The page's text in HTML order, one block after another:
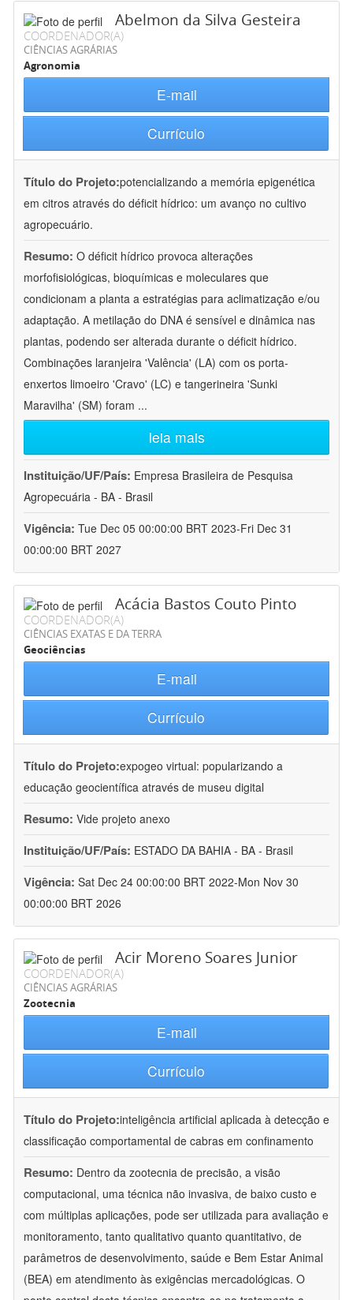
Abelmon da Silva Gesteira
COORDENADOR(A)
CIÊNCIAS AGRÁRIAS
Agronomia
E-mail
Currículo
Título do Projeto:potencializando a memória epigenética
em citros através do déficit hídrico: um avanço no cultivo
agropecuário.
Resumo: O déficit hídrico provoca alterações
morfofisiológicas, bioquímicas e moleculares que
condicionam a planta a estratégias para aclimatização e/ou
adaptação. A metilação do DNA é sensível e dinâmica nas
plantas, podendo ser alterada durante o déficit hídrico.
Combinações laranjeira 'Valência' (LA) com os porta-
enxertos limoeiro 'Cravo' (LC) e tangerineira 'Sunki
Maravilha' (SM) foram ...
leia mais
Instituição/UF/País: Empresa Brasileira de Pesquisa
Agropecuária - BA - Brasil
Vigência: Tue Dec 05 00:00:00 BRT 2023-Fri Dec 31
00:00:00 BRT 2027
Acácia Bastos Couto Pinto
COORDENADOR(A)
CIÊNCIAS EXATAS E DA TERRA
Geociências
E-mail
Currículo
Título do Projeto:expogeo virtual: popularizando a
educação geocientífica através de museu digital
Resumo: Vide projeto anexo
Instituição/UF/País: ESTADO DA BAHIA - BA - Brasil
Vigência: Sat Dec 24 00:00:00 BRT 2022-Mon Nov 30
00:00:00 BRT 2026
Acir Moreno Soares Junior
COORDENADOR(A)
CIÊNCIAS AGRÁRIAS
Zootecnia
E-mail
Currículo
Título do Projeto:inteligência artificial aplicada à detecção e
classificação comportamental de cabras em confinamento
Resumo: Dentro da zootecnia de precisão, a visão
computacional, uma técnica não invasiva, de baixo custo e
com múltiplas aplicações, pode ser utilizada para avaliação e
monitoramento, tanto qualitativo quanto quantitativo, de
parâmetros de desenvolvimento, saúde e Bem Estar Animal
(BEA) em atendimento às exigências mercadológicas. O